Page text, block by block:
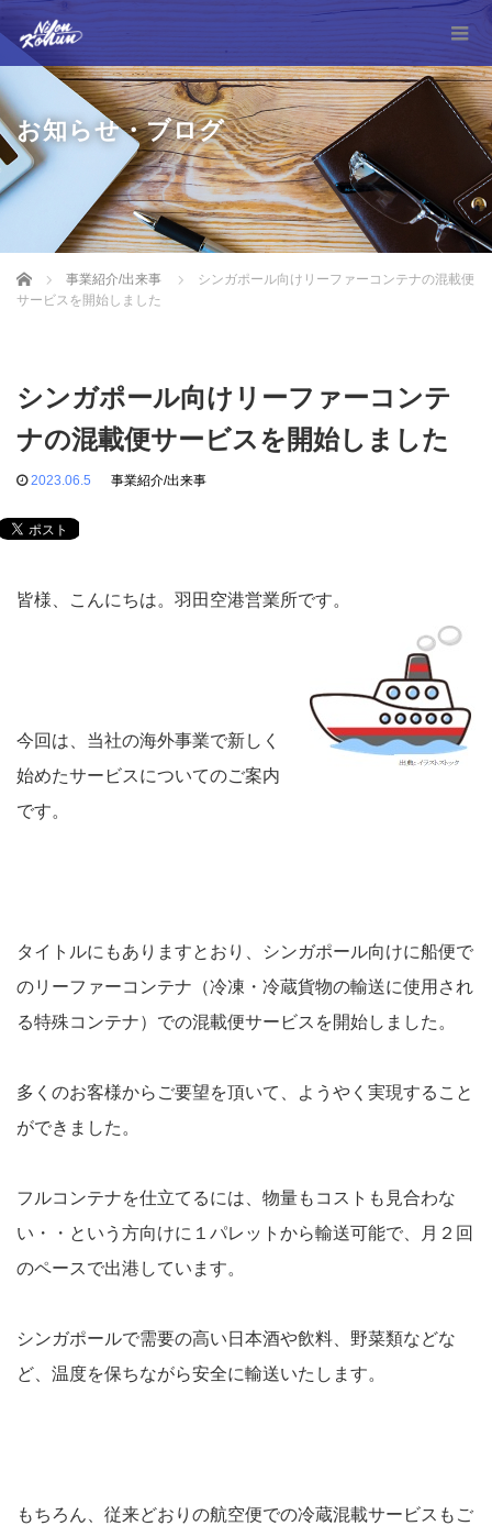
お知らせ・ブログ
Home 事業紹介/出来事
シンガポール向けリーファーコンテナの混載便
サービスを開始しました
シンガポール向けリーファーコンテ
ナの混載便サービスを開始しました
2023.06.5 事業紹介/出来事
皆様、こんにちは。羽田空港営業所です。
今回は、当社の海外事業で新しく
始めたサービスについてのご案内
です。
タイトルにもありますとおり、シンガポール向けに船便で
のリーファーコンテナ（冷凍・冷蔵貨物の輸送に使用され
る特殊コンテナ）での混載便サービスを開始しました。
多くのお客様からご要望を頂いて、ようやく実現すること
ができました。
フルコンテナを仕立てるには、物量もコストも見合わな
い・・という方向けに１パレットから輸送可能で、月２回
のペースで出港しています。
シンガポールで需要の高い日本酒や飲料、野菜類などな
ど、温度を保ちながら安全に輸送いたします。
もちろん、従来どおりの航空便での冷蔵混載サービスもご